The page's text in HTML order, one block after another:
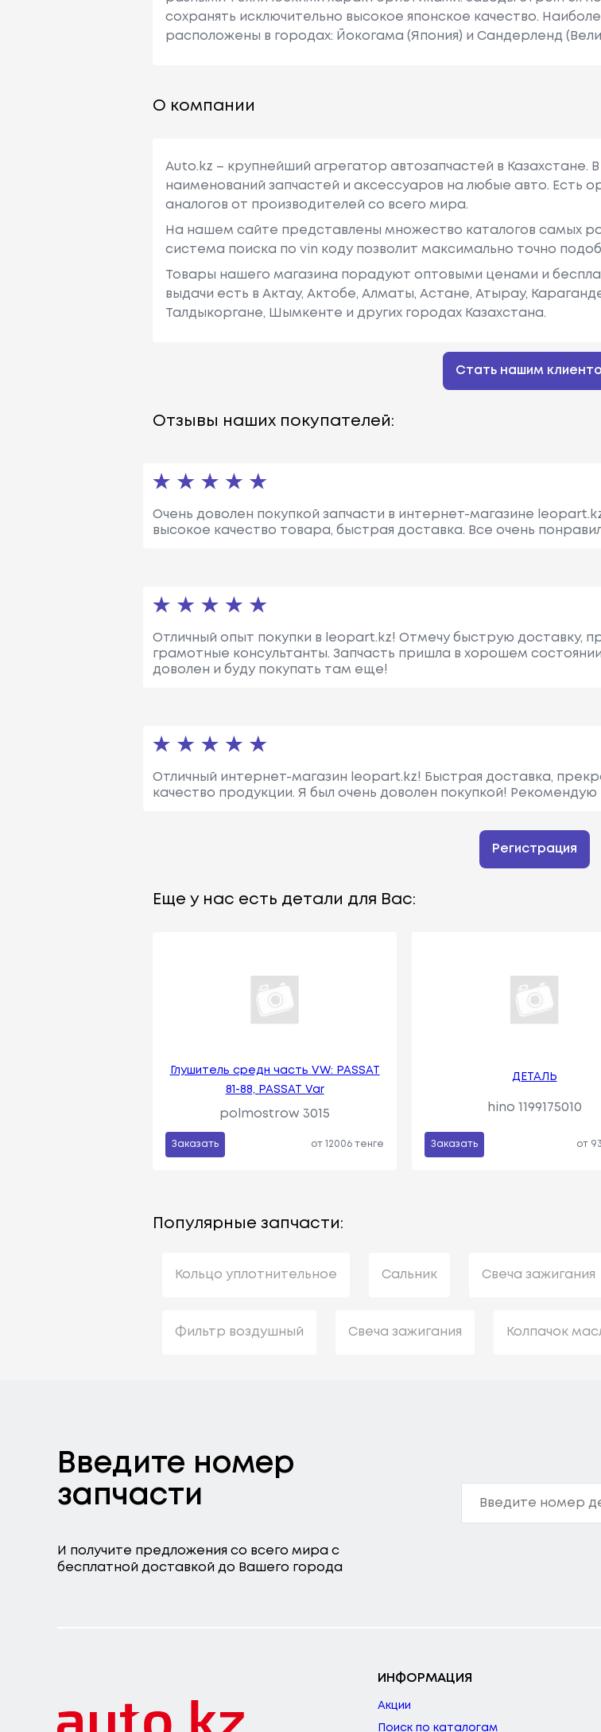
сохранять исключительно высокое японское качество.
расположены в городах: Йокогама (Япония) и Сандерленд
О компании
Auto.kz – крупнейший агрегатор автозапчастей в
наименований запчастей и аксессуаров на любые авто. Есть
аналогов от производителей со всего мира.
На нашем сайте представлены множество каталогов самых
система поиска по vin коду позволит максимально точно
Товары нашего магазина порадуют оптовыми ценами и
выдачи есть в Актау, Актобе, Алматы, Астане, Атырау,
Талдыкоргане, Шымкенте и других городах Казахстана.
Стать нашим
Отзывы наших покупателей:
Очень доволен покупкой запчасти в интернет-магазине
высокое качество товара, быстрая доставка. Все очень
Отличный опыт покупки в leopart.kz! Отмечу быструю доставку,
грамотные консультанты. Запчасть пришла в хорошем
доволен и буду покупать там еще!
Отличный интернет-магазин leopart.kz! Быстрая доставка,
качество продукции. Я был очень доволен покупкой! Рекомендую
Регистрация
Еще у нас есть детали для Вас:
Глушитель средн часть VW: PASSAT
81-88, PASSAT Var
polmostrow 3015
Заказать от 12006 тенге
ДЕТАЛЬ
hino 1199175010
Заказать от
Популярные запчасти:
Кольцо уплотнительное Сальник Свеча зажигания
Фильтр воздушный Свеча зажигания Колпачок
Введите номер
запчасти
И получите предложения со всего мира с
бесплатной доставкой до Вашего города
ИНФОРМАЦИЯ
Акции
Поиск по каталогам